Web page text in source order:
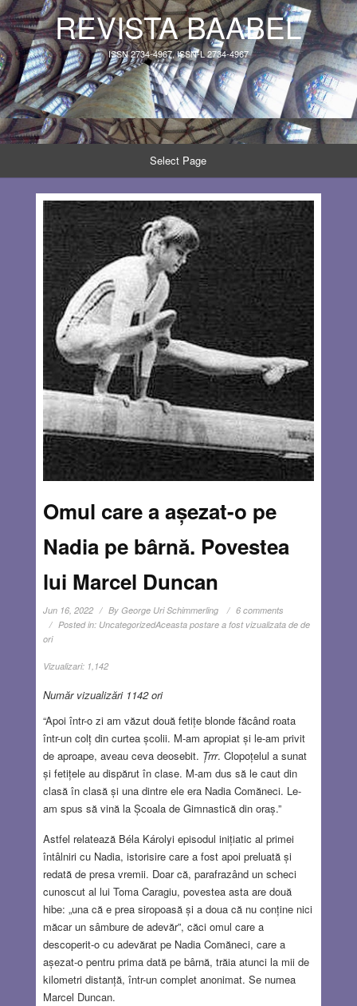
REVISTA BAABEL
ISSN 2734-4967, ISSN-L 2734-4967
Select Page
Omul care a așezat-o pe
Nadia pe bârnă. Povestea
lui Marcel Duncan
Jun 16, 2022 By George Uri Schimmerling
6 comments
Posted in: UncategorizedAceasta postare a fost vizualizata de de
ori
Vizualizari: 1,142
Număr vizualizări 1142 ori
“Apoi într-o zi am văzut două fetițe blonde făcând roata
într-un colț din curtea școlii. M-am apropiat și le-am privit
de aproape, aveau ceva deosebit. Țrrr. Clopoțelul a sunat
și fetițele au dispărut în clase. M-am dus să le caut din
clasă în clasă și una dintre ele era Nadia Comăneci. Le-
am spus să vină la Școala de Gimnastică din oraș.”
Astfel relatează Béla Károlyi episodul inițiatic al primei
întâlniri cu Nadia, istorisire care a fost apoi preluată și
redată de presa vremii. Doar că, parafrazând un scheci
cunoscut al lui Toma Caragiu, povestea asta are două
hibe: „una că e prea siropoasă și a doua că nu conține nici
măcar un sâmbure de adevăr”, căci omul care a
descoperit-o cu adevărat pe Nadia Comăneci, care a
așezat-o pentru prima dată pe bârnă, trăia atunci la mii de
kilometri distanță, într-un complet anonimat. Se numea
Marcel Duncan.